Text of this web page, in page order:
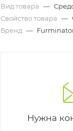
Вид товара —
Свойство товара —
Бренд —
Нужна